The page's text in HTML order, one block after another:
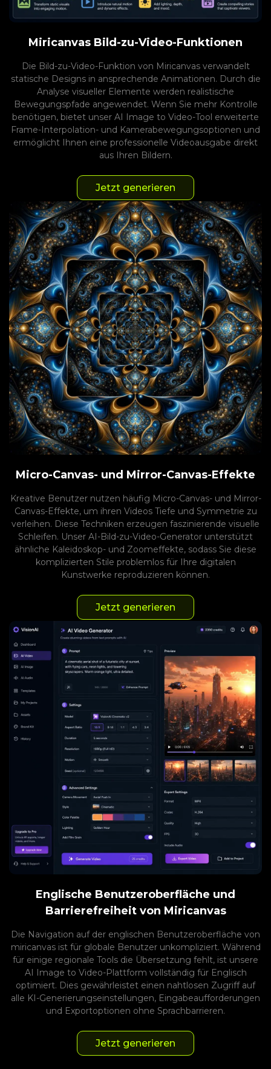
Miricanvas Bild-zu-Video-Funktionen
Die Bild-zu-Video-Funktion von Miricanvas verwandelt
statische Designs in ansprechende Animationen. Durch die
Analyse visueller Elemente werden realistische
Bewegungspfade angewendet. Wenn Sie mehr Kontrolle
benötigen, bietet unser AI Image to Video-Tool erweiterte
Frame-Interpolation- und Kamerabewegungsoptionen und
ermöglicht Ihnen eine professionelle Videoausgabe direkt
aus Ihren Bildern.
Jetzt generieren
Micro-Canvas- und Mirror-Canvas-Effekte
Kreative Benutzer nutzen häufig Micro-Canvas- und Mirror-
Canvas-Effekte, um ihren Videos Tiefe und Symmetrie zu
verleihen. Diese Techniken erzeugen faszinierende visuelle
Schleifen. Unser AI-Bild-zu-Video-Generator unterstützt
ähnliche Kaleidoskop- und Zoomeffekte, sodass Sie diese
komplizierten Stile problemlos für Ihre digitalen
Kunstwerke reproduzieren können.
Jetzt generieren
Englische Benutzeroberfläche und
Barrierefreiheit von Miricanvas
Die Navigation auf der englischen Benutzeroberfläche von
miricanvas ist für globale Benutzer unkompliziert. Während
für einige regionale Tools die Übersetzung fehlt, ist unsere
AI Image to Video-Plattform vollständig für Englisch
optimiert. Dies gewährleistet einen nahtlosen Zugriff auf
alle KI-Generierungseinstellungen, Eingabeaufforderungen
und Exportoptionen ohne Sprachbarrieren.
Jetzt generieren